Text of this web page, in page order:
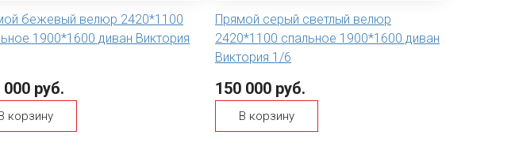
бежевый велюр 2420*1100
1900*1600 диван Виктория
000 руб.
корзину
Прямой серый светлый велюр
2420*1100 спальное 1900*1600 диван
Виктория 1/6
150 000 руб.
В корзину